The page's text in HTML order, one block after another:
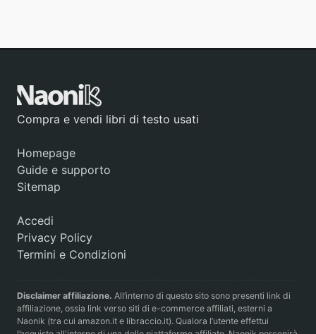
Compra e vendi libri di testo usati
Homepage
Guide e supporto
Sitemap
Accedi
Privacy Policy
Termini e Condizioni